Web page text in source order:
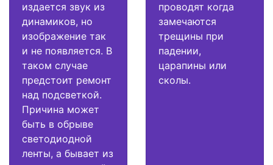
издается звук из
динамиков, но
изображение так
и не появляется. В
таком случае
предстоит ремонт
над подсветкой.
Причина может
быть в обрыве
светодиодной
ленты, а бывает из
проводят когда
замечаются
трещины при
падении,
царапины или
сколы.